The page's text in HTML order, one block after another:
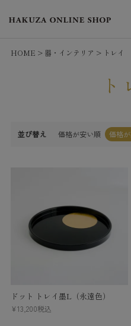
HOME 器・インテリア トレイ
ト
並び替え 価格が安い順 価格
ドット トレイ墨L（永遠色）
¥13,200税込